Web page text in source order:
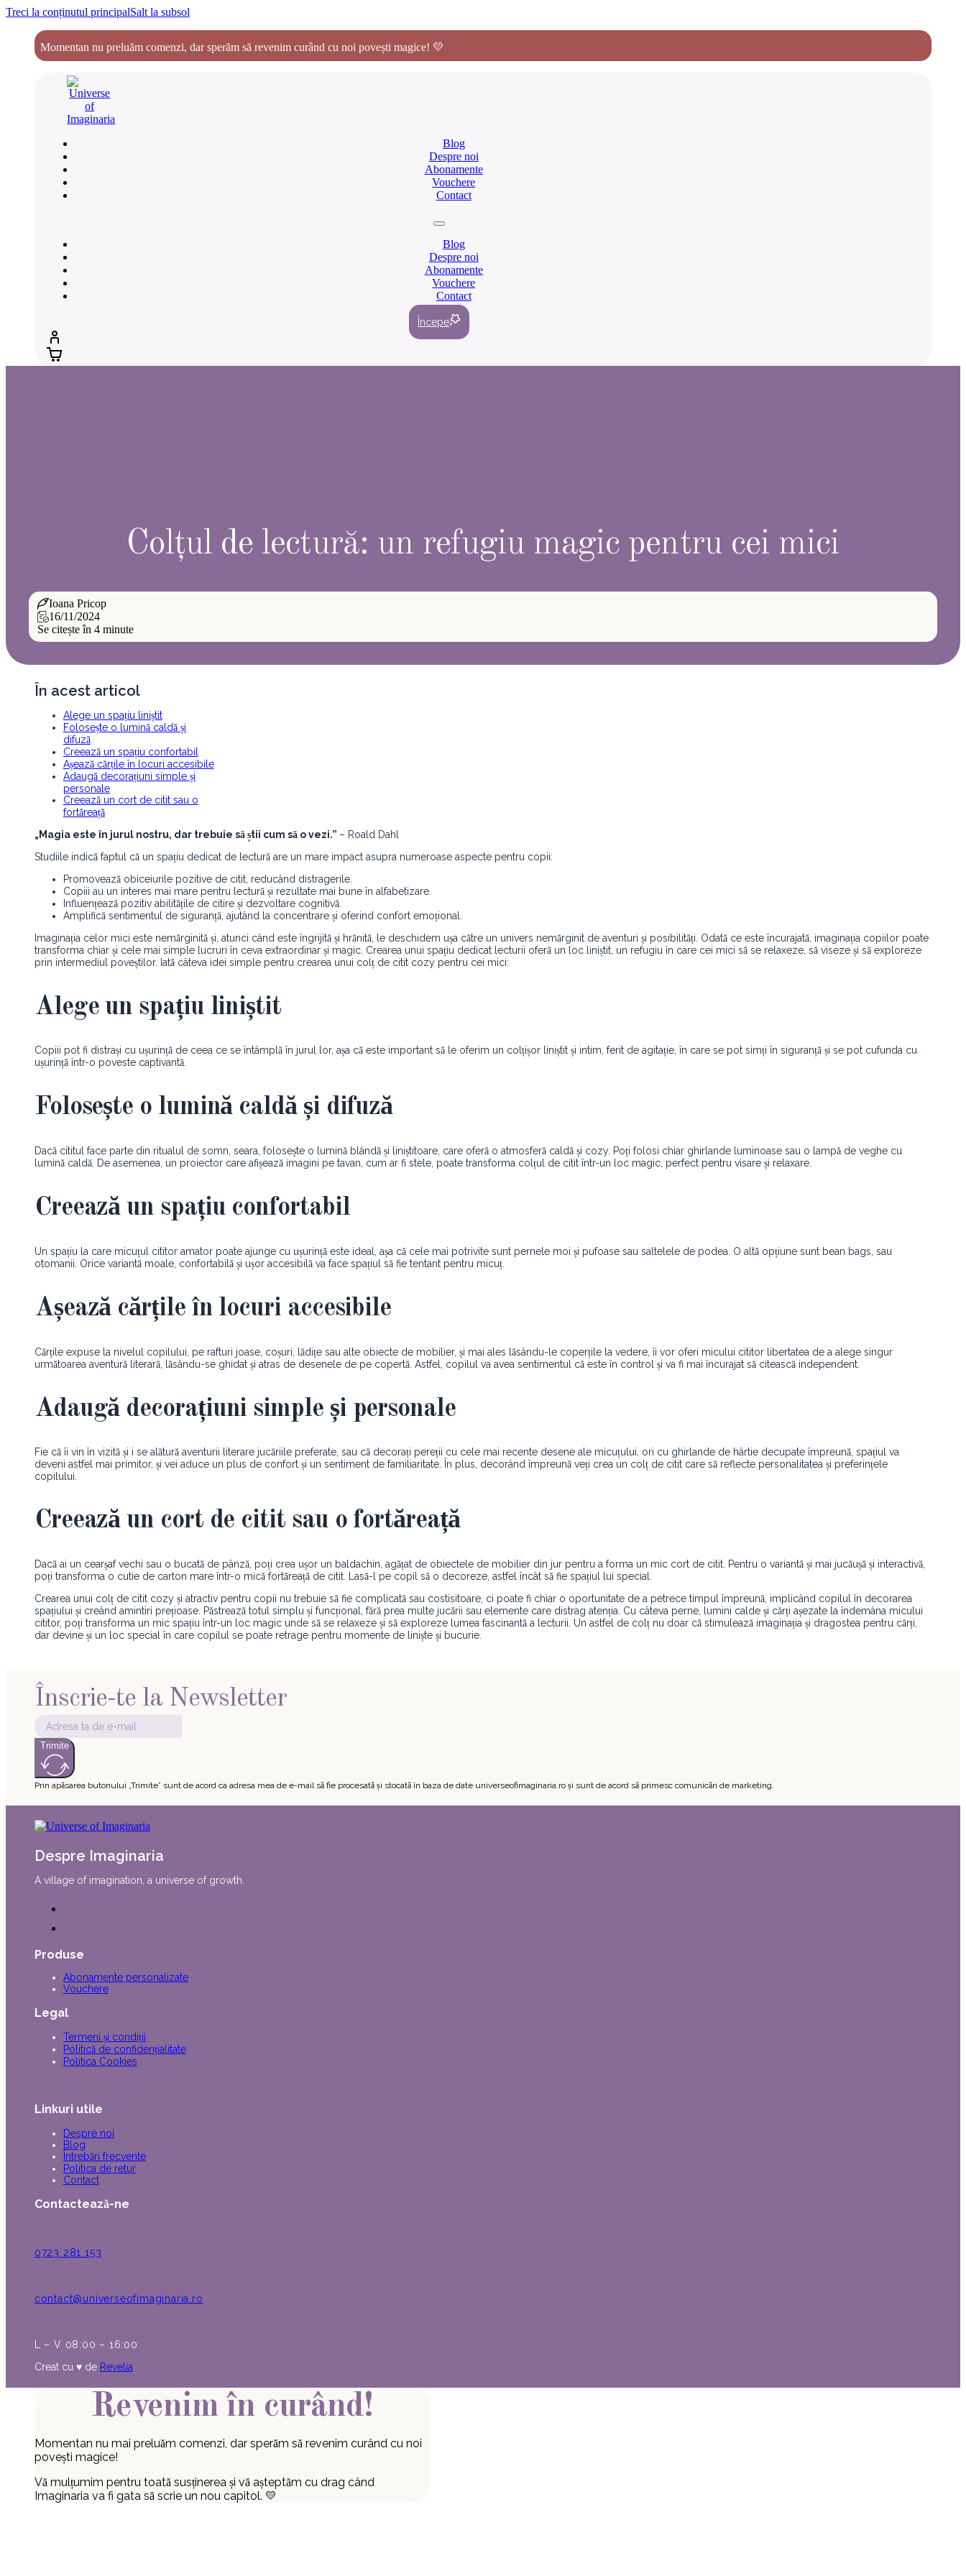
Treci la conținutul principalSalt la subsol
Momentan nu preluăm comenzi, dar sperăm să revenim curând cu noi povești magice! 💛
Blog
Despre noi
Abonamente
Vouchere
Contact
Blog
Despre noi
Abonamente
Vouchere
Contact
Începe
Colțul de lectură: un refugiu magic pentru cei mici
Ioana Pricop
16/11/2024
Se citește în 4 minute
În acest articol
Alege un spațiu liniștit
Folosește o lumină caldă și
difuză
Creează un spațiu confortabil
Așează cărțile în locuri accesibile
Adaugă decorațiuni simple și
personale
Creează un cort de citit sau o
fortăreață
„Magia este în jurul nostru, dar trebuie să știi cum să o vezi.” – Roald Dahl
Studiile indică faptul că un spațiu dedicat de lectură are un mare impact asupra numeroase aspecte pentru copii:
Promovează obiceiurile pozitive de citit, reducând distragerile.
Copiii au un interes mai mare pentru lectură și rezultate mai bune în alfabetizare.
Influențează pozitiv abilitățile de citire și dezvoltare cognitivă.
Amplifică sentimentul de siguranță, ajutând la concentrare și oferind confort emoțional.
Imaginația celor mici este nemărginită și, atunci când este îngrijită și hrănită, le deschidem ușa către un univers nemărginit de aventuri și posibilități. Odată ce este încurajată, imaginația copiilor poate
transforma chiar și cele mai simple lucruri în ceva extraordinar și magic. Crearea unui spațiu dedicat lecturii oferă un loc liniștit, un refugiu în care cei mici să se relaxeze, să viseze și să exploreze
prin intermediul poveștilor. Iată câteva idei simple pentru crearea unui colț de citit cozy pentru cei mici:
Alege un spațiu liniștit
Copiii pot fi distrași cu ușurință de ceea ce se întâmplă în jurul lor, așa că este important să le oferim un colțișor liniștit și intim, ferit de agitație, în care se pot simți în siguranță și se pot cufunda cu
ușurință într-o poveste captivantă.
Folosește o lumină caldă și difuză
Dacă cititul face parte din ritualul de somn, seara, folosește o lumină blândă și liniștitoare, care oferă o atmosferă caldă și cozy. Poți folosi chiar ghirlande luminoase sau o lampă de veghe cu
lumină caldă. De asemenea, un proiector care afișează imagini pe tavan, cum ar fi stele, poate transforma colțul de citit într-un loc magic, perfect pentru visare și relaxare.
Creează un spațiu confortabil
Un spațiu la care micuțul cititor amator poate ajunge cu ușurință este ideal, așa că cele mai potrivite sunt pernele moi și pufoase sau saltelele de podea. O altă opțiune sunt bean bags, sau
otomanii. Orice variantă moale, confortabilă și ușor accesibilă va face spațiul să fie tentant pentru micuț.
Așează cărțile în locuri accesibile
Cărțile expuse la nivelul copilului, pe rafturi joase, coșuri, lădițe sau alte obiecte de mobilier, și mai ales lăsându-le coperțile la vedere, îi vor oferi micului cititor libertatea de a alege singur
următoarea aventură literară, lăsându-se ghidat și atras de desenele de pe copertă. Astfel, copilul va avea sentimentul că este în control și va fi mai încurajat să citească independent.
Adaugă decorațiuni simple și personale
Fie că îi vin în vizită și i se alătură aventurii literare jucăriile preferate, sau că decorați pereții cu cele mai recente desene ale micuțului, ori cu ghirlande de hârtie decupate împreună, spațiul va
deveni astfel mai primitor, și vei aduce un plus de confort și un sentiment de familiaritate. În plus, decorând împreună veți crea un colț de citit care să reflecte personalitatea și preferințele
copilului.
Creează un cort de citit sau o fortăreață
Dacă ai un cearșaf vechi sau o bucată de pânză, poți crea ușor un baldachin, agățat de obiectele de mobilier din jur pentru a forma un mic cort de citit. Pentru o variantă și mai jucăușă și interactivă,
poți transforma o cutie de carton mare într-o mică fortăreață de citit. Lasă-l pe copil să o decoreze, astfel încât să fie spațiul lui special.
Crearea unui colț de citit cozy și atractiv pentru copii nu trebuie să fie complicată sau costisitoare, ci poate fi chiar o oportunitate de a petrece timpul împreună, implicând copilul în decorarea
spațiului și creând amintiri prețioase. Păstrează totul simplu și funcțional, fără prea multe jucării sau elemente care distrag atenția. Cu câteva perne, lumini calde și cărți așezate la îndemâna micului
cititor, poți transforma un mic spațiu într-un loc magic unde să se relaxeze și să exploreze lumea fascinantă a lecturii. Un astfel de colț nu doar că stimulează imaginația și dragostea pentru cărți,
dar devine și un loc special în care copilul se poate retrage pentru momente de liniște și bucurie.
Înscrie-te la Newsletter
Trimite
Prin apăsarea butonului „Trimite” sunt de acord ca adresa mea de e-mail să fie procesată și stocată în baza de date universeofimaginaria.ro și sunt de acord să primesc comunicări de marketing.
Despre Imaginaria
A village of imagination, a universe of growth.
Produse
Abonamente personalizate
Vouchere
Legal
Termeni și condiții
Politică de confidențialitate
Politica Cookies
Linkuri utile
Despre noi
Blog
Întrebări frecvente
Politica de retur
Contact
Contactează-ne
0723 281 153
contact@universeofimaginaria.ro
L – V 08:00 – 16:00
Creat cu ♥︎ de Revelia
Revenim în curând!
Momentan nu mai preluăm comenzi, dar sperăm să revenim curând cu noi
povești magice!
Vă mulțumim pentru toată susținerea și vă așteptăm cu drag când
Imaginaria va fi gata să scrie un nou capitol. 💛